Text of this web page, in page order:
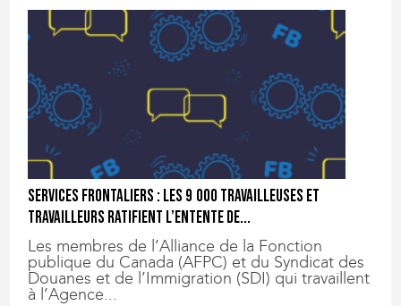
Services frontaliers : les 9 000 travailleuses et
travailleurs ratifient l’entente de...
Les membres de l’Alliance de la Fonction
publique du Canada (AFPC) et du Syndicat des
Douanes et de l’Immigration (SDI) qui travaillent
à l’Agence...